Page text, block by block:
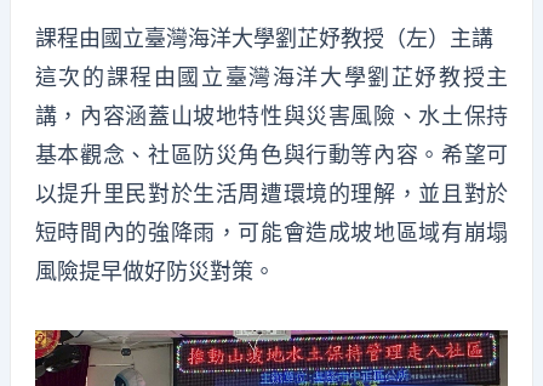
課程由國立臺灣海洋大學劉芷妤教授（左）主講
這次的課程由國立臺灣海洋大學劉芷妤教授主
講，內容涵蓋山坡地特性與災害風險、水土保持
基本觀念、社區防災角色與行動等內容。希望可
以提升里民對於生活周遭環境的理解，並且對於
短時間內的強降雨，可能會造成坡地區域有崩塌
風險提早做好防災對策。